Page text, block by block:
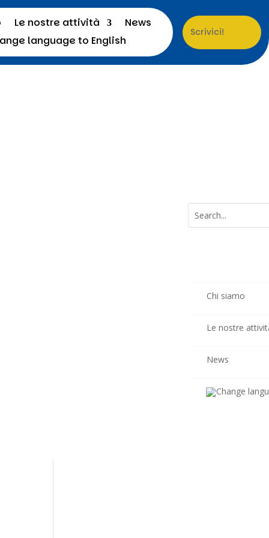
Le nostre attività News
Scrivici!
Chi siamo
Le nostre
News